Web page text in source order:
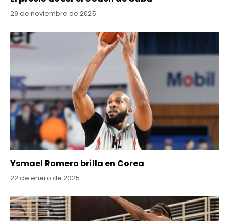
29 de noviembre de 2025
Ysmael Romero brilla en Corea
22 de enero de 2025